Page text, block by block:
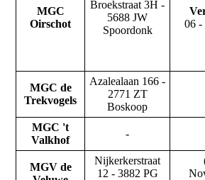
MGC
Oirschot
Broekstraat 3H -
5688 JW
Spoordonk
06 -
MGC de
Trekvogels
Azalealaan 166 -
2771 ZT
Boskoop
MGC 't
Valkhof
-
MGV de
Nijkerkerstraat
12 - 3882 PG